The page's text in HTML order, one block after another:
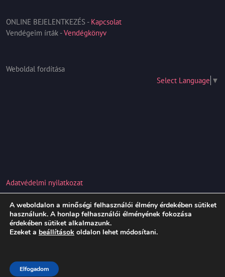
ONLINE BEJELENTKEZÉS - Kapcsolat
Vendégeim írták -Vendégkönyv
Weboldal fordítása
Select Language ▼
Adatvédelmi nyilatkozat
Hair Salon WordPress ThemeCopyright 2021
vivienkozmetika.com
Scroll
A weboldalon a minőségi felhasználói élmény érdekében sütiket
használunk. A honlap felhasználói élményének fokozása
érdekében sütiket alkalmazunk.
Ezeket a beállítások oldalon lehet módosítani.
Elfogadom